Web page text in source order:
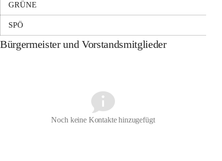
GRÜNE
SPÖ
Bürgermeister und Vorstandsmitglieder
Noch keine Kontakte hinzugefügt